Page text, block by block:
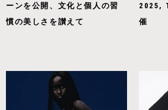
ーンを公開、文化と個人の習
慣の美しさを讃えて
2025,
催